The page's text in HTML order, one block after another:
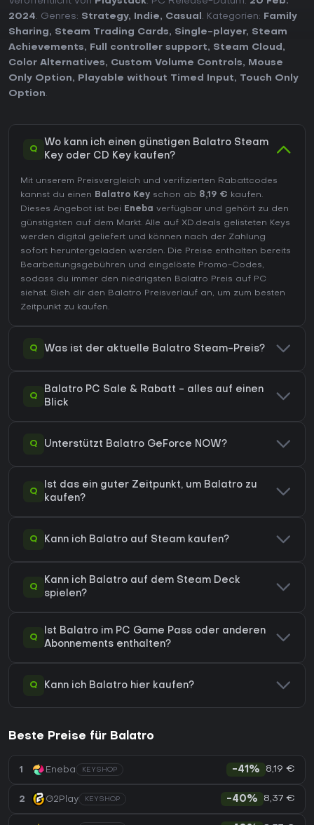
2024. Genres: Strategy, Indie, Casual . Kategorien:
Family
Sharing, Steam Trading Cards, Single-player, Steam
Achievements, Full controller support, Steam Cloud ,
Color Alternatives, Custom Volume Controls,
Mouse
Only Option, Playable without Timed Input, Touch Only
Option.
Q
Wo kann ich einen günstigen Balatro Steam
Key oder CD Key kaufen?
Mit unserem Preisvergleich und verifizierten Rabattcodes
kannst du einen Balatro Key schon ab 8,19 € kaufen.
Dieses Angebot ist bei Eneba verfügbar und gehört zu den
günstigsten auf dem Markt. Alle auf XD.deals gelisteten Keys
werden digital geliefert und können nach der Zahlung
sofort heruntergeladen werden. Die Preise enthalten bereits
Bearbeitungsgebühren und eingelöste Promo-Codes,
sodass du immer den niedrigsten Balatro Preis auf PC
siehst. Sieh dir den Balatro Preisverlauf an, um zum besten
Zeitpunkt zu kaufen.
Q Was ist der aktuelle Balatro Steam-Preis?
Q
Balatro PC Sale & Rabatt - alles auf einen
Blick
Q Unterstützt Balatro GeForce NOW?
Q
Ist das ein guter Zeitpunkt, um Balatro zu
kaufen?
Q Kann ich Balatro auf Steam kaufen?
Q
Kann ich Balatro auf dem Steam Deck
spielen?
Q
Ist Balatro im PC Game Pass oder anderen
Abonnements enthalten?
Q Kann ich Balatro hier kaufen?
Beste Preise für Balatro
1 Eneba KEYSHOP -41% 8,19 €
2 G2Play KEYSHOP -40% 8,37 €